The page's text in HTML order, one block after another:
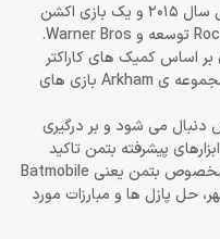
بازی Batman: Arkham Knight، محصول سال 2015 و یک بازی اکشن
ماجراجویی است که استودیوی Rocksteady توسعه و Warner Bros.
بر اساس کمیک های کاراکتر
بتمن ساخته شده و چهارمین قسمت از مجموعه ی Arkham بازی های
دنبال می شود و بر درگیری
پیشرفته بتمن تاکید
دارد. Arkham Knight همچنین ماشین مخصوص بتمن یعنی Batmobile
حل پازل ها و مبارزات مورد